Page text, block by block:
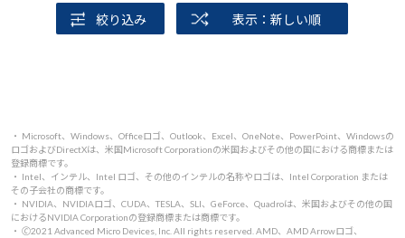
絞り込み 表示：新しい順
・ Microsoft、Windows、Officeロゴ、Outlook、Excel、OneNote、PowerPoint、Windowsの
ロゴおよびDirectXは、米国Microsoft Corporationの米国およびその他の国における商標または
登録商標です。
・ Intel、インテル、Intel ロゴ、その他のインテルの名称やロゴは、Intel Corporation または
その子会社の商標です。
・ NVIDIA、NVIDIAロゴ、CUDA、TESLA、SLI、GeForce、Quadroは、米国およびその他の国
におけるNVIDIA Corporationの登録商標または商標です。
・ 🄫2021 Advanced Micro Devices, Inc. All rights reserved. AMD、AMD Arrowロゴ、